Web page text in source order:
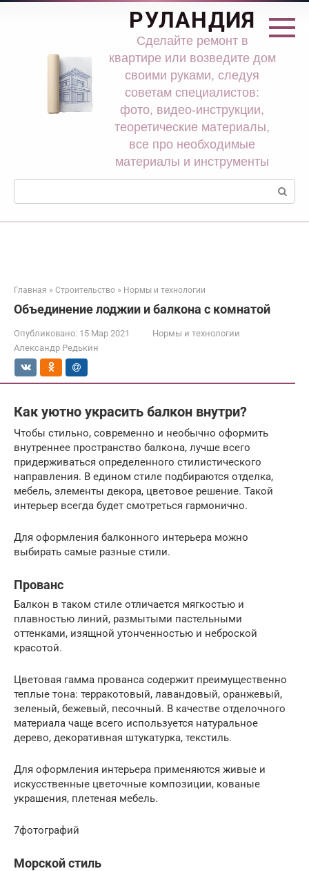
Перейти
РУЛАНДИЯ
Сделайте ремонт в
квартире или возведите дом
своими руками, следуя
советам специалистов:
фото, видео-инструкции,
теоретические материалы,
все про необходимые
материалы и инструменты
Поиск:
Главная » Строительство » Нормы и технологии
Объединение лоджии и балкона с комнатой
Опубликовано: 15 Мар 2021
Нормы и технологии
Александр Редькин
Как уютно украсить балкон внутри?
Чтобы стильно, современно и необычно оформить
внутреннее пространство балкона, лучше всего
придерживаться определенного стилистического
направления. В едином стиле подбираются отделка,
мебель, элементы декора, цветовое решение. Такой
интерьер всегда будет смотреться гармонично.
Для оформления балконного интерьера можно
выбирать самые разные стили.
Прованс
Балкон в таком стиле отличается мягкостью и
плавностью линий, размытыми пастельными
оттенками, изящной утонченностью и неброской
красотой.
Цветовая гамма прованса содержит преимущественно
теплые тона: терракотовый, лавандовый, оранжевый,
зеленый, бежевый, песочный. В качестве отделочного
материала чаще всего используется натуральное
дерево, декоративная штукатурка, текстиль.
Для оформления интерьера применяются живые и
искусственные цветочные композиции, кованые
украшения, плетеная мебель.
7фотографий
Морской стиль